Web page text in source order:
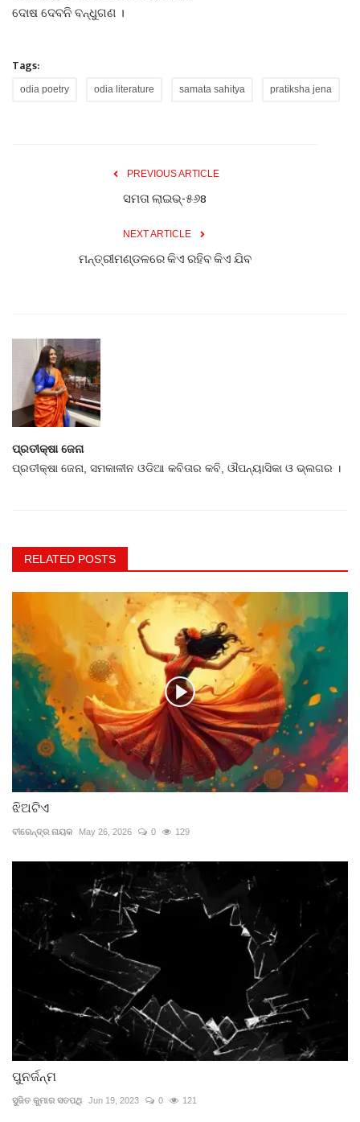
ଦୋଷ ଦେବନି ବନ୍ଧୁଗଣ ।
Tags:
odia poetry odia literature samata sahitya pratiksha jena
PREVIOUS ARTICLE
ସମତା ଲାଇଭ୍-୫୬8
NEXT ARTICLE
ମନ୍ତ୍ରୀମଣ୍ଡଳରେ କିଏ ରହିବ କିଏ ଯିବ
ପ୍ରତୀକ୍ଷା ଜେନା
ପ୍ରତୀକ୍ଷା ଜେନା, ସମକାଳୀନ ଓଡିଆ କବିତାର କବି, ଔପନ୍ୟାସିକା ଓ ଭ୍ଲଗର ।
RELATED POSTS
ଝିଅଟିଏ
ବୀରେନ୍ଦ୍ର ନାୟକ May 26, 2026 0 129
ପୁନର୍ଜନ୍ମ
ସୁଜିତ କୁମାର ସତପଥି Jun 19, 2023 0 121